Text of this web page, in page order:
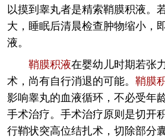
以摸到睾丸者是精索鞘膜积液。
大，睡眠后清晨检查肿物缩小，
液。
鞘膜积液在婴幼儿时期若张
术，尚有自行消退的可能。 鞘膜
影响睾丸的血液循环，不必受年
手术治疗。手术治疗原则是切开
行鞘状突高位结扎术，切除部分